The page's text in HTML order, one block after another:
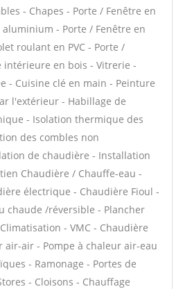
- Chapes - Porte / Fenêtre en
- Porte / Fenêtre en
roulant en PVC - Porte /
intérieure en bois - Vitrerie -
- Cuisine clé en main - Peinture
l'extérieur - Habillage de
- Isolation thermique des
des combles non
de chaudière - Installation
Chaudière / Chauffe-eau -
électrique - Chaudière Fioul -
chaude /réversible - Plancher
- VMC - Chaudière
air-air - Pompe à chaleur air-eau
- Ramonage - Portes de
- Cloisons - Chauffage